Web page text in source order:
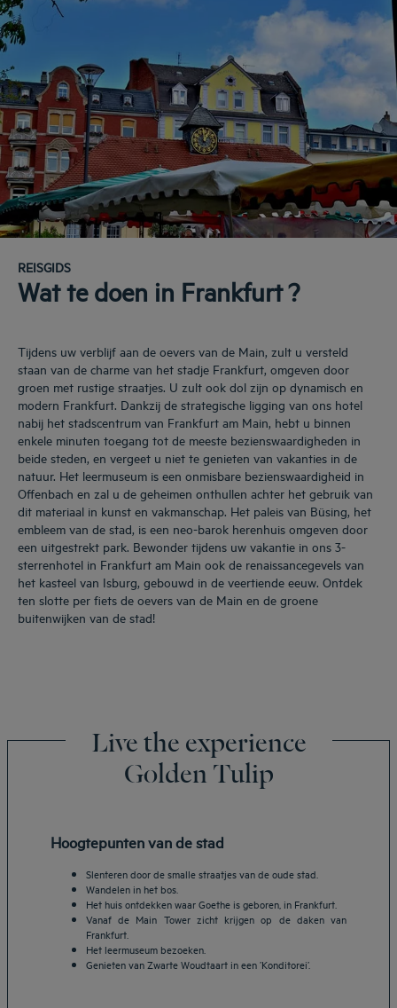
REISGIDS
Wat te doen in Frankfurt ?
Tijdens uw verblijf aan de oevers van de Main, zult u versteld
staan van de charme van het stadje Frankfurt, omgeven door
groen met rustige straatjes. U zult ook dol zijn op dynamisch en
modern Frankfurt. Dankzij de strategische ligging van ons hotel
nabij het stadscentrum van Frankfurt am Main, hebt u binnen
enkele minuten toegang tot de meeste bezienswaardigheden in
beide steden, en vergeet u niet te genieten van vakanties in de
natuur. Het leermuseum is een onmisbare bezienswaardigheid in
Offenbach en zal u de geheimen onthullen achter het gebruik van
dit materiaal in kunst en vakmanschap. Het paleis van Büsing, het
embleem van de stad, is een neo-barok herenhuis omgeven door
een uitgestrekt park. Bewonder tijdens uw vakantie in ons 3-
sterrenhotel in Frankfurt am Main ook de renaissancegevels van
het kasteel van Isburg, gebouwd in de veertiende eeuw. Ontdek
ten slotte per fiets de oevers van de Main en de groene
buitenwijken van de stad!
Live the experience
Golden Tulip
Hoogtepunten van de stad
Slenteren door de smalle straatjes van de oude stad.
Wandelen in het bos.
Het huis ontdekken waar Goethe is geboren, in Frankfurt.
Vanaf de Main Tower zicht krijgen op de daken van
Frankfurt.
Het leermuseum bezoeken.
Genieten van Zwarte Woudtaart in een ’Konditorei’.